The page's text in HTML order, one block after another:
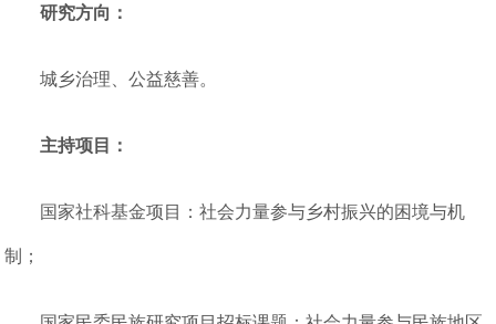
研究方向：
城乡治理、公益慈善。
主持项目：
国家社科基金项目：社会力量参与乡村振兴的困境与机
制；